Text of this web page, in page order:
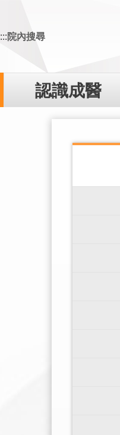
主
:::院內搜尋
認識成醫